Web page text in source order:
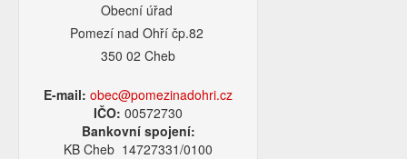
Obecní úřad
Pomezí nad Ohří čp.82
350 02 Cheb
E-mail: obec@pomezinadohri.cz
IČO:00572730
Bankovní spojení:
KB Cheb 14727331/0100